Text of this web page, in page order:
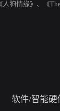
情缘》、《The
软件/智能硬